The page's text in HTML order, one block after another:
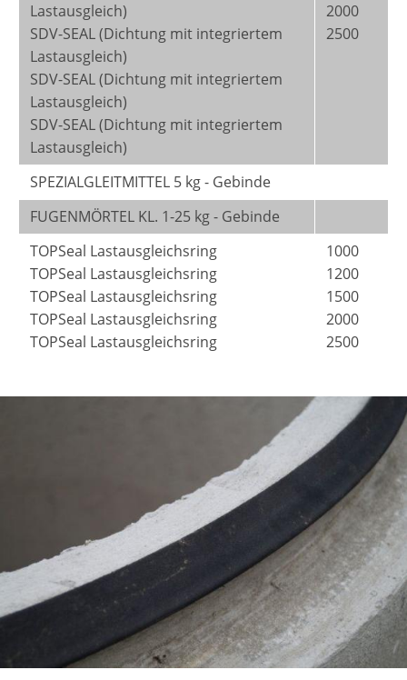
Lastausgleich)
SDV-SEAL (Dichtung mit integriertem
Lastausgleich)
SDV-SEAL (Dichtung mit integriertem
Lastausgleich)
SDV-SEAL (Dichtung mit integriertem
Lastausgleich)
2000
2500
SPEZIALGLEITMITTEL 5 kg - Gebinde
FUGENMÖRTEL KL. 1-25 kg - Gebinde
TOPSeal Lastausgleichsring
TOPSeal Lastausgleichsring
TOPSeal Lastausgleichsring
TOPSeal Lastausgleichsring
TOPSeal Lastausgleichsring
1000
1200
1500
2000
2500